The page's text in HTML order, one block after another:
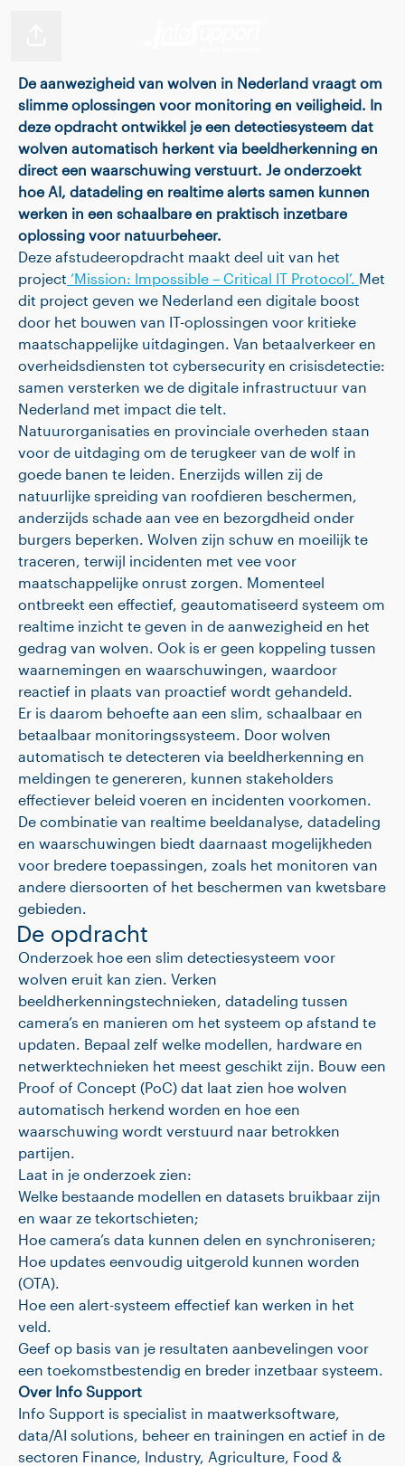
De aanwezigheid van wolven in Nederland vraagt om
slimme oplossingen voor monitoring en veiligheid. In
deze opdracht ontwikkel je een detectiesysteem dat
wolven automatisch herkent via beeldherkenning en
direct een waarschuwing verstuurt. Je onderzoekt
hoe AI, datadeling en realtime alerts samen kunnen
werken in een schaalbare en praktisch inzetbare
oplossing voor natuurbeheer.
Deze afstudeeropdracht maakt deel uit van het
project ‘Mission: Impossible – Critical IT Protocol’. Met
dit project geven we Nederland een digitale boost
door het bouwen van IT-oplossingen voor kritieke
maatschappelijke uitdagingen. Van betaalverkeer en
overheidsdiensten tot cybersecurity en crisisdetectie:
samen versterken we de digitale infrastructuur van
Nederland met impact die telt.
Natuurorganisaties en provinciale overheden staan
voor de uitdaging om de terugkeer van de wolf in
goede banen te leiden. Enerzijds willen zij de
natuurlijke spreiding van roofdieren beschermen,
anderzijds schade aan vee en bezorgdheid onder
burgers beperken. Wolven zijn schuw en moeilijk te
traceren, terwijl incidenten met vee voor
maatschappelijke onrust zorgen. Momenteel
ontbreekt een effectief, geautomatiseerd systeem om
realtime inzicht te geven in de aanwezigheid en het
gedrag van wolven. Ook is er geen koppeling tussen
waarnemingen en waarschuwingen, waardoor
reactief in plaats van proactief wordt gehandeld.
Er is daarom behoefte aan een slim, schaalbaar en
betaalbaar monitoringssysteem. Door wolven
automatisch te detecteren via beeldherkenning en
meldingen te genereren, kunnen stakeholders
effectiever beleid voeren en incidenten voorkomen.
De combinatie van realtime beeldanalyse, datadeling
en waarschuwingen biedt daarnaast mogelijkheden
voor bredere toepassingen, zoals het monitoren van
andere diersoorten of het beschermen van kwetsbare
gebieden.
De opdracht
Onderzoek hoe een slim detectiesysteem voor
wolven eruit kan zien. Verken
beeldherkenningstechnieken, datadeling tussen
camera’s en manieren om het systeem op afstand te
updaten. Bepaal zelf welke modellen, hardware en
netwerktechnieken het meest geschikt zijn. Bouw een
Proof of Concept (PoC) dat laat zien hoe wolven
automatisch herkend worden en hoe een
waarschuwing wordt verstuurd naar betrokken
partijen.
Laat in je onderzoek zien:
Welke bestaande modellen en datasets bruikbaar zijn
en waar ze tekortschieten;
Hoe camera’s data kunnen delen en synchroniseren;
Hoe updates eenvoudig uitgerold kunnen worden
(OTA).
Hoe een alert-systeem effectief kan werken in het
veld.
Geef op basis van je resultaten aanbevelingen voor
een toekomstbestendig en breder inzetbaar systeem.
Over Info Support
Info Support is specialist in maatwerksoftware,
data/AI solutions, beheer en trainingen en actief in de
sectoren Finance, Industry, Agriculture, Food &